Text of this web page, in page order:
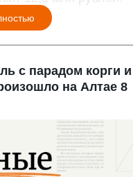
с парадом корги и
на Алтае 8